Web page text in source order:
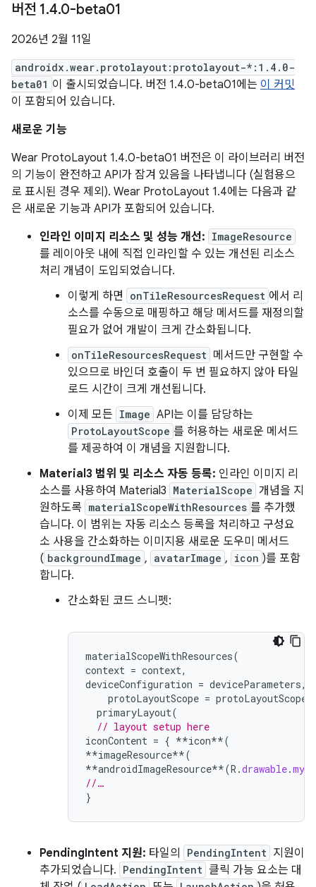
버전 1.4.0-beta01
2026년 2월 11일
androidx.wear.protolayout:protolayout-*:1.4.0-
beta01 이 출시되었습니다. 버전 1.4.0-beta01에는 이 커밋
이 포함되어 있습니다.
새로운 기능
Wear ProtoLayout 1.4.0-beta01 버전은 이 라이브러리 버전
의 기능이 완전하고 API가 잠겨 있음을 나타냅니다 (실험용으
로 표시된 경우 제외). Wear ProtoLayout 1.4에는 다음과 같
은 새로운 기능과 API가 포함되어 있습니다.
인라인 이미지 리소스 및 성능 개선: ImageResource
를 레이아웃 내에 직접 인라인할 수 있는 개선된 리소스
처리 개념이 도입되었습니다.
이렇게 하면
onTileResourcesRequest 에서 리
소스를 수동으로 매핑하고 해당 메서드를 재정의할
필요가 없어 개발이 크게 간소화됩니다.
onTileResourcesRequest 메서드만 구현할 수
있으므로 바인더 호출이 두 번 필요하지 않아 타일
로드 시간이 크게 개선됩니다.
이제 모든 Image API는 이를 담당하는
ProtoLayoutScope 를 허용하는 새로운 메서드
를 제공하여 이 개념을 지원합니다.
Material3 범위 및 리소스 자동 등록: 인라인 이미지 리
소스를 사용하여 Material3 MaterialScope 개념을 지
원하도록 materialScopeWithResources 를 추가했
습니다. 이 범위는 자동 리소스 등록을 처리하고 구성요
소 사용을 간소화하는 이미지용 새로운 도우미 메서드
( backgroundImage , avatarImage , icon )를 포함
합니다.
간소화된 코드 스니펫:
materialScopeWithResources(
context = context,
deviceConfiguration = deviceParameters,
protoLayoutScope = protoLayoutScope
primaryLayout(
// layout setup here
iconContent = { **icon**(
**imageResource**(
**androidImageResource**(R .drawable.
//…
}
PendingIntent 지원: 타일의 PendingIntent 지원이
추가되었습니다. PendingIntent 클릭 가능 요소는 대